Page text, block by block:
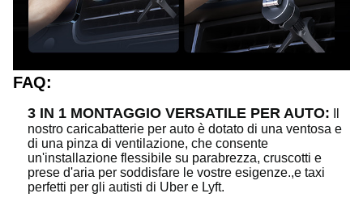
FAQ:
3 IN 1 MONTAGGIO VERSATILE PER AUTO:
nostro caricabatterie per auto è dotato di una ventosa e
di una pinza di ventilazione, che consente
un'installazione flessibile su parabrezza, cruscotti e
prese d'aria per soddisfare le vostre esigenze.,e taxi
perfetti per gli autisti di Uber e Lyft.